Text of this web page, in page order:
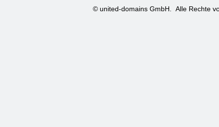
© united-domains GmbH. Alle Rechte